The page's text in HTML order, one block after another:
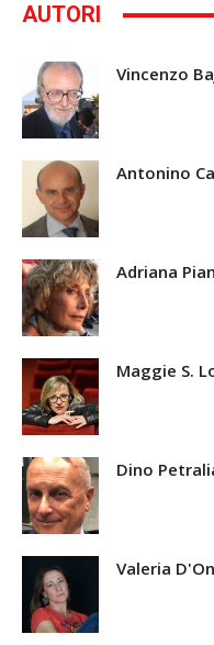
AUTORI
Vincenzo
Antonino
Adriana
Maggie S.
Dino
Valeria